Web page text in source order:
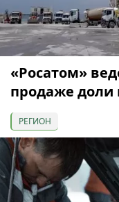
«Росатом»
продаже доли
РЕГИОН